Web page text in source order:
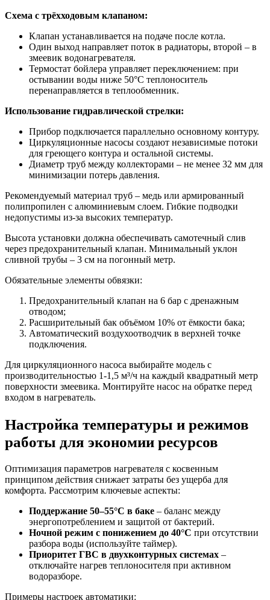
Схема с трёхходовым клапаном:
Клапан устанавливается на подаче после котла.
Один выход направляет поток в радиаторы, второй – в
змеевик водонагревателя.
Термостат бойлера управляет переключением: при
остывании воды ниже 50°C теплоноситель
перенаправляется в теплообменник.
Использование гидравлической стрелки:
Прибор подключается параллельно основному контуру.
Циркуляционные насосы создают независимые потоки
для греющего контура и остальной системы.
Диаметр труб между коллекторами – не менее 32 мм для
минимизации потерь давления.
Рекомендуемый материал труб – медь или армированный
полипропилен с алюминиевым слоем. Гибкие подводки
недопустимы из-за высоких температур.
Высота установки должна обеспечивать самотечный слив
через предохранительный клапан. Минимальный уклон
сливной трубы – 3 см на погонный метр.
Обязательные элементы обвязки:
Предохранительный клапан на 6 бар с дренажным
отводом;
Расширительный бак объёмом 10% от ёмкости бака;
Автоматический воздухоотводчик в верхней точке
подключения.
Для циркуляционного насоса выбирайте модель с
производительностью 1-1,5 м³/ч на каждый квадратный метр
поверхности змеевика. Монтируйте насос на обратке перед
входом в нагреватель.
Настройка температуры и режимов
работы для экономии ресурсов
Оптимизация параметров нагревателя с косвенным
принципом действия снижает затраты без ущерба для
комфорта. Рассмотрим ключевые аспекты:
Поддержание 50–55°C в баке – баланс между
энергопотреблением и защитой от бактерий.
Ночной режим с понижением до 40°C при отсутствии
разбора воды (используйте таймер).
Приоритет ГВС в двухконтурных системах –
отключайте нагрев теплоносителя при активном
водоразборе.
Примеры настроек автоматики: